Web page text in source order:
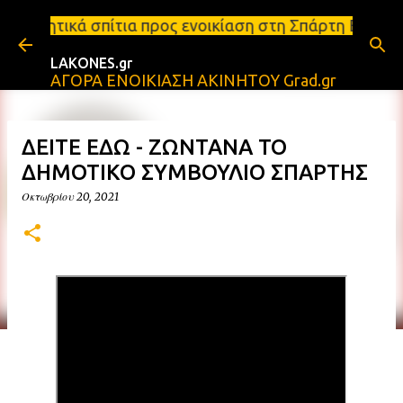
Μετάβαση στο κύριο περιεχόμενο
προς ενοικίαση στη Σπάρτη Ενοικιάσεις
LAKONES.gr
ΑΓΟΡΑ ΕΝΟΙΚΙΑΣΗ ΑΚΙΝΗΤΟΥ Grad.gr
ΔΕΙΤΕ ΕΔΩ - ΖΩΝΤΑΝΑ ΤΟ
ΔΗΜΟΤΙΚΟ ΣΥΜΒΟΥΛΙΟ ΣΠΑΡΤΗΣ
Οκτωβρίου 20, 2021